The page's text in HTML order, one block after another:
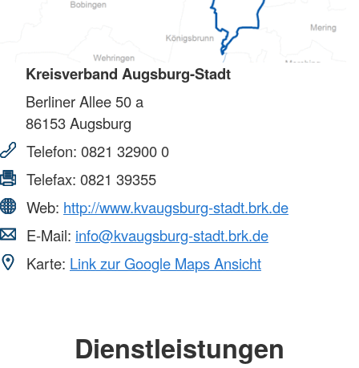
Kreisverband Augsburg-Stadt
Berliner Allee 50 a
86153Augsburg
Telefon: 0821 32900 0
Telefax: 0821 39355
Web: http://www.kvaugsburg-stadt.brk.de
E-Mail: info@kvaugsburg-stadt.brk.de
Karte: Link zur Google Maps Ansicht
Dienstleistungen